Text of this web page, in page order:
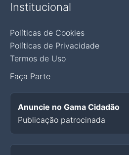
Institucional
Políticas de Cookies
Políticas de Privacidade
Termos de Uso
Faça Parte
Anuncie no Gama Cidadão
Publicação patrocinada